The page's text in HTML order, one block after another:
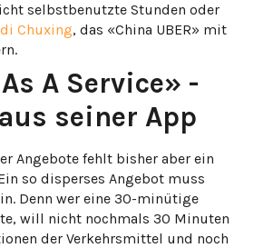
selbstbenutzte Stunden oder
Chuxing, das «China UBER» mit
A Service» -
seiner App
Angebote fehlt bisher aber ein
so disperses Angebot muss
Denn wer eine 30-minütige
will nicht nochmals 30 Minuten
der Verkehrsmittel und noch